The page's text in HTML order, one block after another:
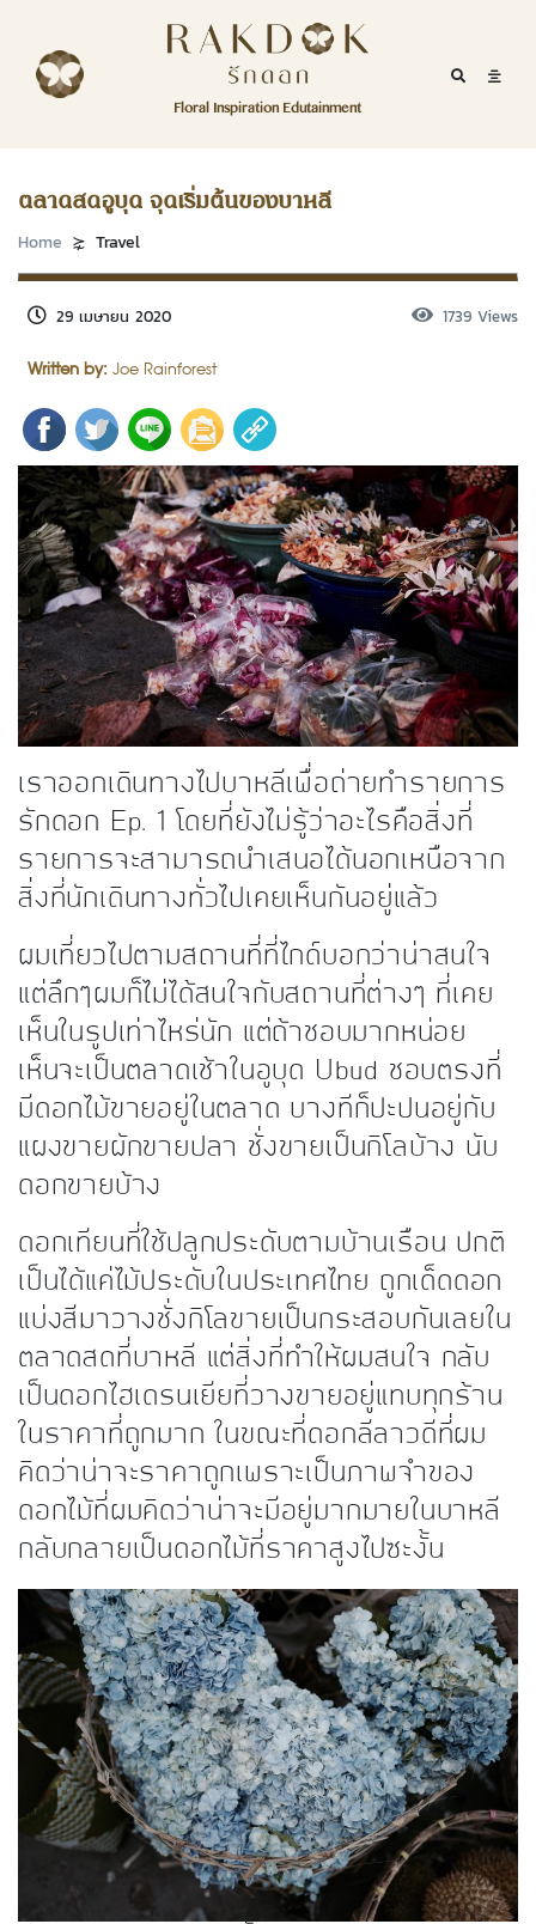
RakDok (รักดอก)
Floral Inspiration Edutainment
Mobile
RakDok
Menu
EDUTAINMENT
RAKDOK
ABOUT
CONTACT
Channel Facebook
Channel Instagram
Twitter
Channel Youtube
ตลาดสดอูบุด จุดเริ่มต้นของบาหลี
Home Travel
Written by: Joe Rainforest
29 เมษายน 2020 1739 Views
เราออกเดินทางไปบาหลีเพื่อถ่ายทำรายการ
รักดอก Ep. 1 โดยที่ยังไม่รู้ว่าอะไรคือสิ่งที่
รายการจะสามารถนำเสนอได้นอกเหนือจาก
สิ่งที่นักเดินทางทั่วไปเคยเห็นกันอยู่แล้ว
ผมเที่ยวไปตามสถานที่ที่ไกด์บอกว่าน่าสนใจ
แต่ลึกๆผมก็ไม่ได้สนใจกับสถานที่ต่างๆ ที่เคย
เห็นในรูปเท่าไหร่นัก แต่ถ้าชอบมากหน่อย
เห็นจะเป็นตลาดเช้าในอูบุด Ubud ชอบตรงที่
มีดอกไม้ขายอยู่ในตลาด บางทีก็ปะปนอยู่กับ
แผงขายผักขายปลา ชั่งขายเป็นกิโลบ้าง นับ
ดอกขายบ้าง
ดอกเทียนที่ใช้ปลูกประดับตามบ้านเรือน ปกติ
เป็นได้แค่ไม้ประดับในประเทศไทย ถูกเด็ดดอก
แบ่งสีมาวางชั่งกิโลขายเป็นกระสอบกันเลยใน
ตลาดสดที่บาหลี แต่สิ่งที่ทำให้ผมสนใจ กลับ
เป็นดอกไฮเดรนเยียที่วางขายอยู่แทบทุกร้าน
ในราคาที่ถูกมาก ในขณะที่ดอกลีลาวดีที่ผม
คิดว่าน่าจะราคาถูกเพราะเป็นภาพจำของ
ดอกไม้ที่ผมคิดว่าน่าจะมีอยู่มากมายในบาหลี
กลับกลายเป็นดอกไม้ที่ราคาสูงไปซะงั้น